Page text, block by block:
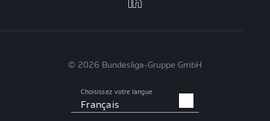
© 2026 Bundesliga-Gruppe GmbH
Choisissez votre langue
Français